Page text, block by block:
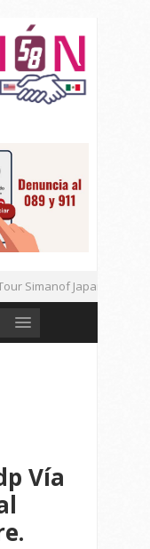
Simanof Japan 2026
Empresa PetStar
Vía